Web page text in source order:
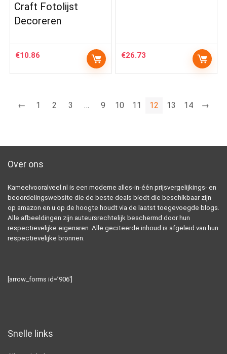
Craft Fotolijst
Decoreren
€10.86 €26.73
← 1 2 3 … 9 10 11 12 13 14 →
Over ons
Kameelvooralveel.nl is een moderne alles-in-één prijsvergelijkings- en
beoordelingswebsite die de beste deals biedt die beschikbaar zijn
op amazon en u op de hoogte houdt via de laatst toegevoegde blogs.
Alle afbeeldingen zijn auteursrechtelijk beschermd door hun
respectievelijke eigenaren. Alle geciteerde inhoud is afgeleid van hun
respectievelijke bronnen.
[arrow_forms id=’906′]
Snelle links